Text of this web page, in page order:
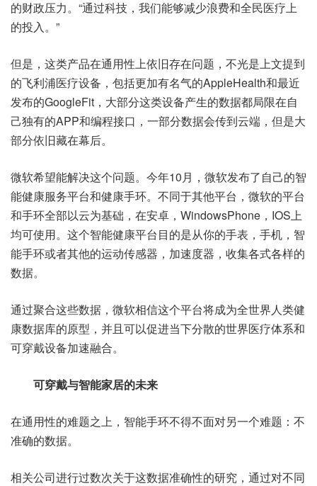
的财政压力。“通过科技，我们能够减少浪费和全民医疗上
的投入。”
但是，这类产品在通用性上依旧存在问题，不光是上文提到
的飞利浦医疗设备，包括更加有名气的AppleHealth和最近
发布的GoogleFit，大部分这类设备产生的数据都局限在自
己独有的APP和编程接口，一部分数据会传到云端，但是大
部分依旧藏在幕后。
微软希望能解决这个问题。今年10月，微软发布了自己的智
能健康服务平台和健康手环。不同于其他平台，微软的平台
和手环全部以云为基础，在安卓，WindowsPhone，IOS上
均可使用。这个智能健康平台目的是从你的手表，手机，智
能手环或者其他的运动传感器，加速度器，收集各式各样的
数据。
通过聚合这些数据，微软相信这个平台将成为全世界人类健
康数据库的原型，并且可以促进当下分散的世界医疗体系和
可穿戴设备加速融合。
可穿戴与智能家居的未来
在通用性的难题之上，智能手环不得不面对另一个难题：不
准确的数据。
相关公司进行过数次关于这数据准确性的研究，通过对不同